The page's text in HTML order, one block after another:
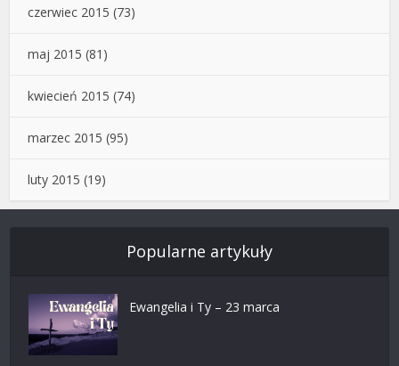
czerwiec 2015 (73)
maj 2015 (81)
kwiecień 2015 (74)
marzec 2015 (95)
luty 2015 (19)
Popularne artykuły
Ewangelia i Ty – 23 marca